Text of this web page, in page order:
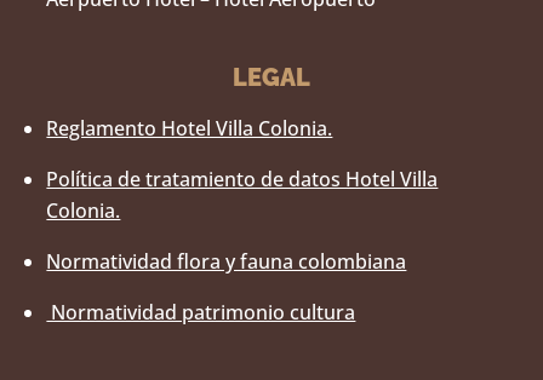
LEGAL
Reglamento Hotel Villa Colonia.
Política de tratamiento de datos Hotel Villa
Colonia.
Normatividad flora y fauna colombiana
Normatividad patrimonio cultura